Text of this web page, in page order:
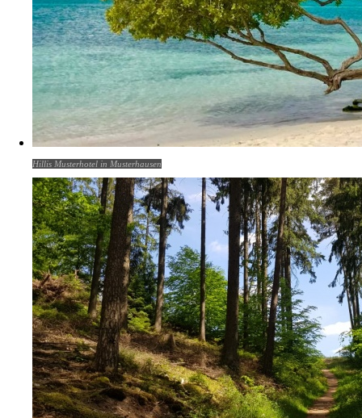
Hillis Musterhotel in Musterhausen